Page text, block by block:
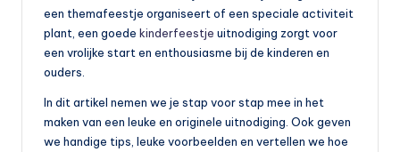
een themafeestje organiseert of een speciale activiteit
plant, een goede kinderfeestje uitnodiging zorgt voor
een vrolijke start en enthousiasme bij de kinderen en
ouders.
In dit artikel nemen we je stap voor stap mee in het
maken van een leuke en originele uitnodiging. Ook geven
we handige tips, leuke voorbeelden en vertellen we hoe